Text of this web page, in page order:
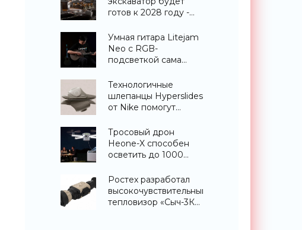
готов к 2028 году -
Умная гитара Litejam
Neo с RGB-
подсветкой сама
«Гаджеты»
Технологичные
шлепанцы Hyperslides
от Nike помогут
ноги после
тренировки -
«Гаджеты»
Тросовый дрон
Heone-X способен
осветить до 1000
земли -
«Беспилотники»
Ростех разработал
высокочувствительный
тепловизор «Сыч-3К»